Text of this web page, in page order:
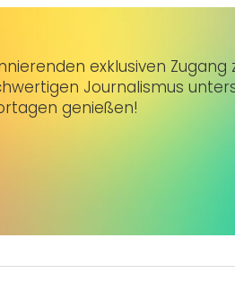
exklusiven
Journalismus
genießen!